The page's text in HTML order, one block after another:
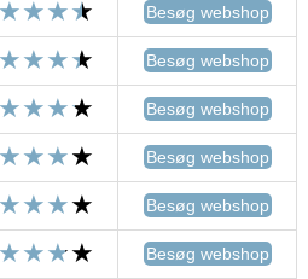
Besøg webshop
Besøg webshop
Besøg webshop
Besøg webshop
Besøg webshop
Besøg webshop